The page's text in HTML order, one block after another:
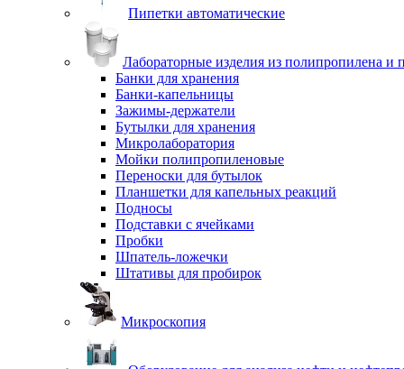
Пипетки автоматические
Лабораторные изделия из полипропилена и
Банки для хранения
Банки-капельницы
Зажимы-держатели
Бутылки для хранения
Микролаборатория
Мойки полипропиленовые
Переноски для бутылок
Планшетки для капельных реакций
Подносы
Подставки с ячейками
Пробки
Шпатель-ложечки
Штативы для пробирок
Микроскопия